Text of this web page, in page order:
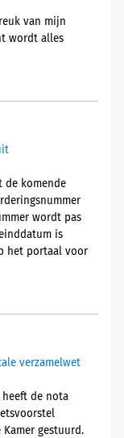
van mijn
wordt alles
de komende
wordt pas
is
het portaal voor
verzamelwet
heeft de nota
Kamer gestuurd.